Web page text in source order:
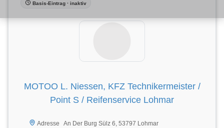
Basis-Eintrag · inaktiv
MOTOO L. Niessen, KFZ Technikermeister /
Point S / Reifenservice Lohmar
Adresse
An Der Burg Sülz 6, 53797 Lohmar